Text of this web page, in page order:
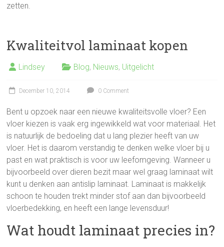
zetten.
Kwaliteitvol laminaat kopen
Lindsey Blog, Nieuws, Uitgelicht
December 10, 2014 0 Comment
Bent u opzoek naar een nieuwe kwaliteitsvolle vloer? Een
vloer kiezen is vaak erg ingewikkeld wat voor materiaal. Het
is natuurlijk de bedoeling dat u lang plezier heeft van uw
vloer. Het is daarom verstandig te denken welke vloer bij u
past en wat praktisch is voor uw leefomgeving. Wanneer u
bijvoorbeeld over dieren bezit maar wel graag laminaat wilt
kunt u denken aan antislip laminaat. Laminaat is makkelijk
schoon te houden trekt minder stof aan dan bijvoorbeeld
vloerbedekking, en heeft een lange levensduur!
Wat houdt laminaat precies in?